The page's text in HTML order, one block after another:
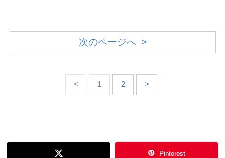
次のページへ >
< 1 2 >
Pinterest